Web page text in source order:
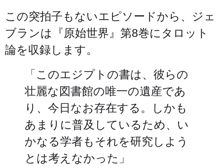
この突拍子もないエピソードから、ジェ
ブランは『原始世界』第8巻にタロット
論を収録します。
「このエジプトの書は、彼らの
壮麗な図書館の唯一の遺産であ
り、今日なお存在する。しかも
あまりに普及しているため、い
かなる学者もそれを研究しよう
とは考えなかった」